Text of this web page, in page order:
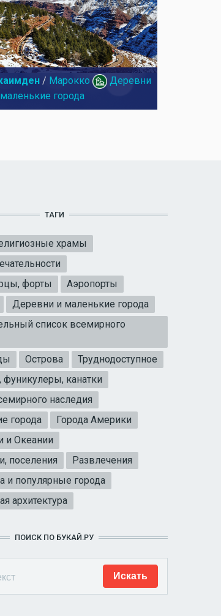
/ Марокко
Деревни
города
ТАГИ
храмы
форты
Аэропорты
Деревни и маленькие города
список всемирного
Острова
Труднодоступное
канатки
наследия
города
Города Америки
и Океании
поселения
Развлечения
и популярные города
архитектура
ПОИСК ПО БУКАЙ.РУ